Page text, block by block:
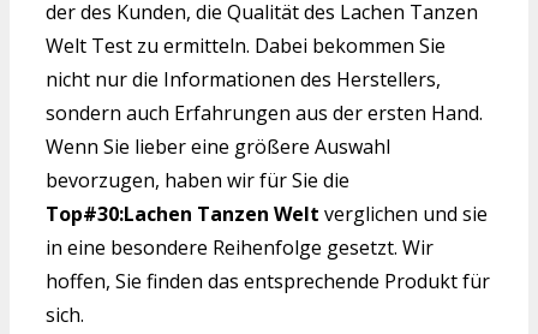
der des Kunden, die Qualität des Lachen Tanzen
Welt Test zu ermitteln. Dabei bekommen Sie
nicht nur die Informationen des Herstellers,
sondern auch Erfahrungen aus der ersten Hand.
Wenn Sie lieber eine größere Auswahl
bevorzugen, haben wir für Sie die
Top#30:Lachen Tanzen Welt verglichen und sie
in eine besondere Reihenfolge gesetzt. Wir
hoffen, Sie finden das entsprechende Produkt für
sich.